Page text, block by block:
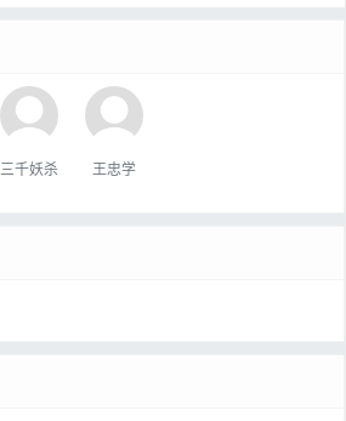
三千妖杀 王忠学